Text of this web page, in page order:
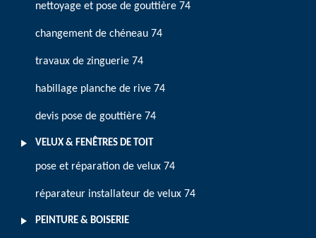
nettoyage et pose de gouttière 74
changement de chéneau 74
travaux de zinguerie 74
habillage planche de rive 74
devis pose de gouttière 74
VELUX & FENÊTRES DE TOIT
pose et réparation de velux 74
réparateur installateur de velux 74
PEINTURE & BOISERIE